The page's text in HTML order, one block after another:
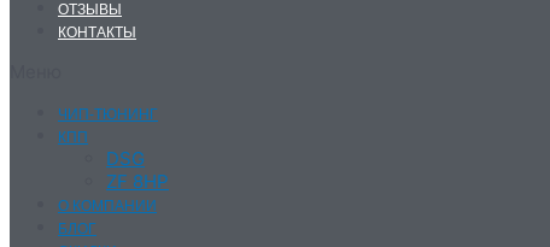
ОТЗЫВЫ
КОНТАКТЫ
ЧИП-ТЮНИНГ
КПП
DSG
ZF 8HP
О КОМПАНИИ
БЛОГ